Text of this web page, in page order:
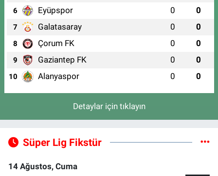
6 Eyüpspor 0 0
7 Galatasaray 0 0
8 Çorum FK 0 0
9 Gaziantep FK 0 0
10 Alanyaspor 0 0
Detaylar için tıklayın
Süper Lig Fikstür
14 Ağustos, Cuma